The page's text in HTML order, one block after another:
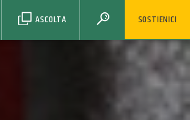
SOSTIENICI
ASCOLTA